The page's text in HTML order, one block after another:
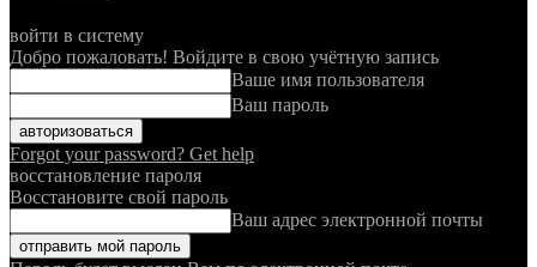
войти в систему
Добро пожаловать! Войдите в свою учётную запись
Ваше имя пользователя
Ваш пароль
Forgot your password? Get help
восстановление пароля
Восстановите свой пароль
Ваш адрес электронной почты